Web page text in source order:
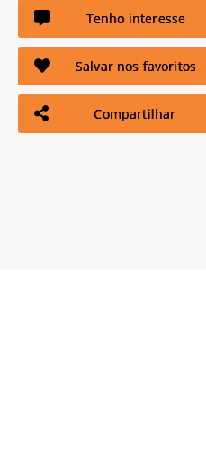
Tenho interesse
Salvar nos favoritos
Compartilhar